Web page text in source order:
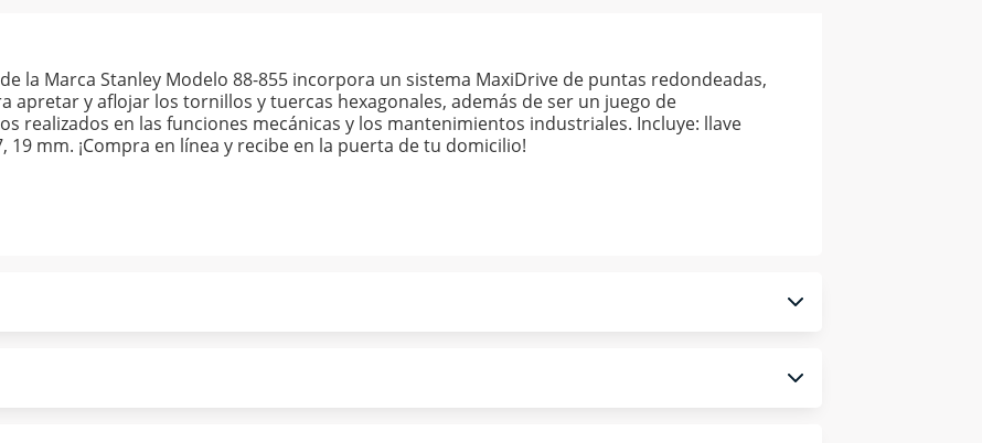
la Marca Stanley Modelo 88-855 incorpora un sistema MaxiDrive de puntas redondeadas,
apretar y aflojar los tornillos y tuercas hexagonales, además de ser un juego de
realizados en las funciones mecánicas y los mantenimientos industriales. Incluye: llave
19 mm. ¡Compra en línea y recibe en la puerta de tu domicilio!